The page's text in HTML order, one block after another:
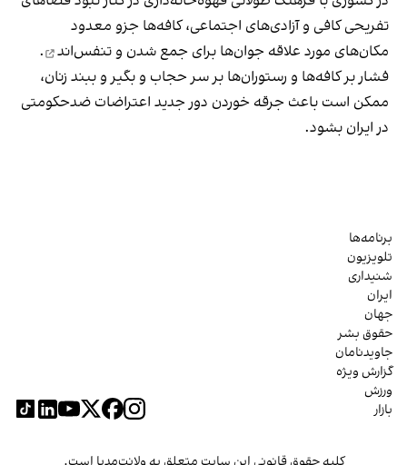
تفریحی کافی و آزادی‌های اجتماعی، کافه‌ها جزو معدود
مکان‌های مورد علاقه جوان‌ها برای جمع شدن و تنفس‌اند
.
فشار بر کافه‌ها و رستوران‌ها بر سر حجاب و بگیر و ببند زنان،
ممکن است باعث جرقه خوردن دور جدید اعتراضات ضدحکومتی
در ایران بشود.
برنامه‌ها
تلویزیون
شنیداری
ایران
جهان
حقوق بشر
جاویدنامان
گزارش ویژه
ورزش
بازار